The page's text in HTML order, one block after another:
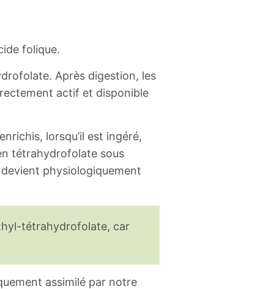
folique.
Après digestion, les
actif et disponible
lorsqu’il est ingéré,
tétrahydrofolate sous
physiologiquement
tétrahydrofolate, car
assimilé par notre